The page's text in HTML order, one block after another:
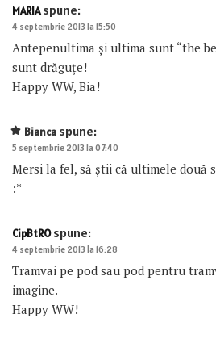
MARIA spune:
4 septembrie 2013 la 15:50
Antepenultima și ultima sunt “the
sunt drăguțe!
Happy WW, Bia!
Bianca spune:
5 septembrie 2013 la 07:40
Mersi la fel, să știi că ultimele două
:*
CipBtRO spune:
4 septembrie 2013 la 16:28
Tramvai pe pod sau pod pentru
imagine.
Happy WW!